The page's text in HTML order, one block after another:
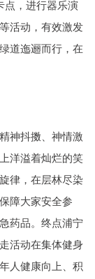
点，进行器乐演
活动，有效激发
道迤逦而行，在
神抖擞、神情激
洋溢着灿烂的笑
律，在层林尽染
障大家安全参
药品。终点浦宁
活动在集体健身
人健康向上、积